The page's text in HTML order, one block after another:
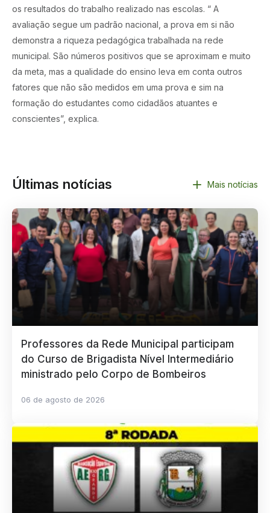
os resultados do trabalho realizado nas escolas. “ A
avaliação segue um padrão nacional, a prova em si não
demonstra a riqueza pedagógica trabalhada na rede
municipal. São números positivos que se aproximam e muito
da meta, mas a qualidade do ensino leva em conta outros
fatores que não são medidos em uma prova e sim na
formação do estudantes como cidadãos atuantes e
conscientes”, explica.
Últimas notícias Mais notícias
Professores da Rede Municipal participam
do Curso de Brigadista Nível Intermediário
ministrado pelo Corpo de Bombeiros
06 de agosto de 2026